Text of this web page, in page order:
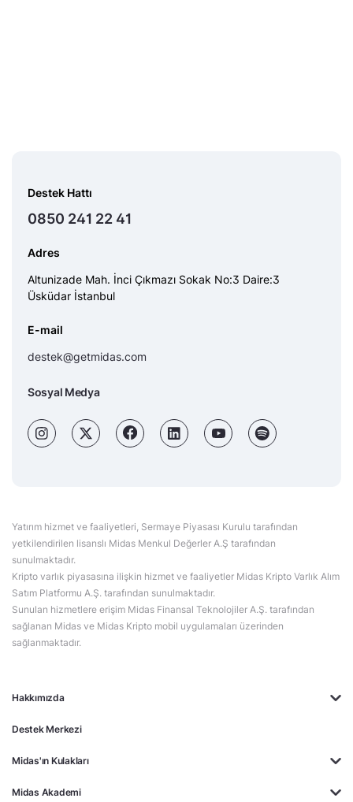
Hakkımızda
Destek Merkezi
Midas'ın Kulakları
Midas Akademi
Destek Hattı
0850 241 22 41
Adres
Altunizade Mah. İnci Çıkmazı Sokak No:3 Daire:3
Üsküdar İstanbul
E-mail
destek@getmidas.com
Sosyal Medya
Yatırım hizmet ve faaliyetleri, Sermaye Piyasası Kurulu tarafından
yetkilendirilen lisanslı Midas Menkul Değerler A.Ş tarafından
sunulmaktadır.
Kripto varlık piyasasına ilişkin hizmet ve faaliyetler Midas Kripto Varlık Alım
Satım Platformu A.Ş. tarafından sunulmaktadır.
Sunulan hizmetlere erişim Midas Finansal Teknolojiler A.Ş. tarafından
sağlanan Midas ve Midas Kripto mobil uygulamaları üzerinden
sağlanmaktadır.